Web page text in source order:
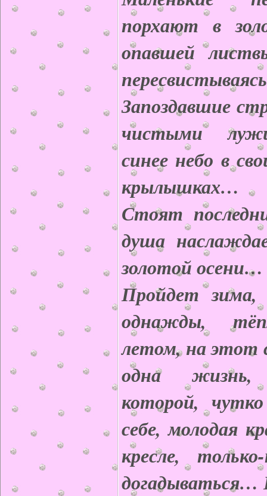
порхают в
опавшей
Запоздавшие
чистыми
синее небо в
крылышках…
Стоят
душа
золотой
Пройдет
однажды,
летом, на этот
одна
которой,
себе, молодая
кресле,
догадываться…